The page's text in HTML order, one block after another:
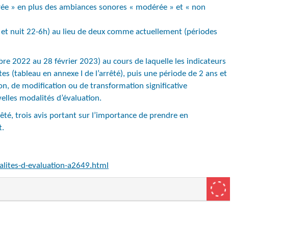
» en plus des ambiances sonores « modérée » et « non
nuit 22-6h) au lieu de deux comme actuellement (périodes
2022 au 28 février 2023) au cours de laquelle les indicateurs
(tableau en annexe I de l’arrêté), puis une période de 2 ans et
de modification ou de transformation significative
modalités d’évaluation.
trois avis portant sur l’importance de prendre en
d-evaluation-a2649.html